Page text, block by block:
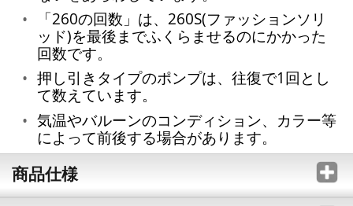
「260の回数」は、260S(ファッションソリ
ッド)を最後までふくらませるのにかかった
回数です。
押し引きタイプのポンプは、往復で1回とし
て数えています。
気温やバルーンのコンディション、カラー等
によって前後する場合があります。
商品仕様